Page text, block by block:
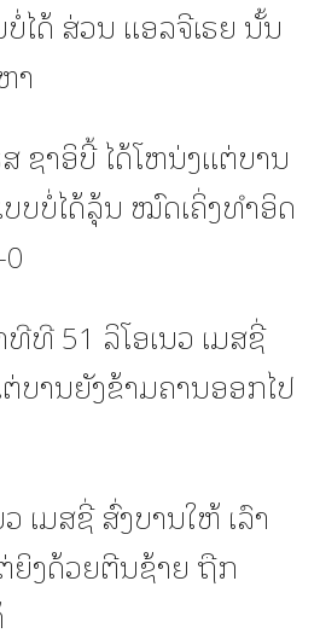
ໄດ້ ສ່ວນ ແອລຈີເຣຍ ນັ້ນ
າ
ຊາອິບີ້ ໄດ້ໂຫນ່ງແຕ່ບານ
ບບໍ່ໄດ້ລຸ້ນ ໝົດເຄິ່ງທຳອິດ
ທີ 51 ລິໂອເນວ ເມສຊີ່
ບານຍັງຂ້າມຄານອອກໄປ
ເມສຊີ່ ສົ່ງບານໃຫ້ ເລົາ
ຍິງດ້ວຍຕີນຊ້າຍ ຖືກ